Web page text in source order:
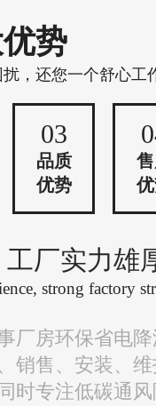
势
，还您一个舒心工
03
品质
优势
工厂实力雄
strong factory
厂房环保省电
销售、安装、
时专注低碳通